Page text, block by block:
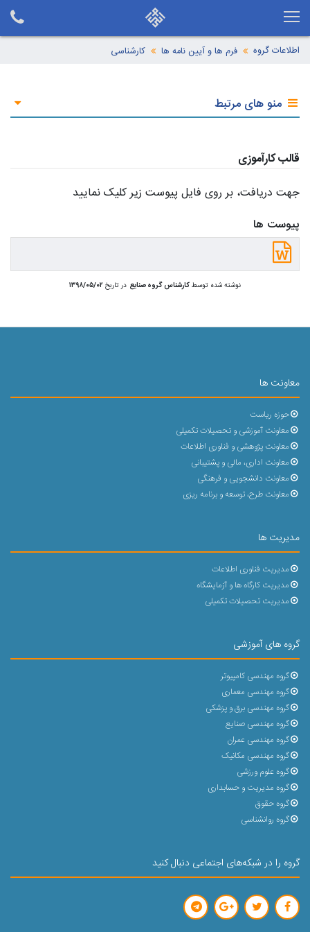
اطلاعات گروه فرم ها و آیین نامه ها کارشناسی
منو های مرتبط
قالب کارآموزی
جهت دریافت، بر روی فایل پیوست زیر کلیک نمایید
پیوست ها
نوشته شده توسطکارشناس گروه صنایع در تاریخ ۱۳۹۸/۰۵/۰۲
معاونت ها
حوزه ریاست
معاونت آموزشی و تحصیلات تکمیلی
معاونت پژوهشی و فناوری اطلاعات
معاونت اداری، مالی و پشتیبانی
معاونت دانشجویی و فرهنگی
معاونت طرح، توسعه و برنامه ریزی
مدیریت ها
مدیریت فناوری اطلاعات
مدیریت کارگاه ها و آزمایشگاه
مدیریت تحصیلات تکمیلی
گروه های آموزشی
گروه مهندسی کامپیوتر
گروه مهندسی معماری
گروه مهندسی برق و پزشکی
گروه مهندسی صنایع
گروه مهندسی عمران
گروه مهندسی مکانیک
گروه علوم ورزشی
گروه مدیریت و حسابداری
گروه حقوق
گروه روانشناسی
گروه را در شبکه‌های اجتماعی دنبال کنید